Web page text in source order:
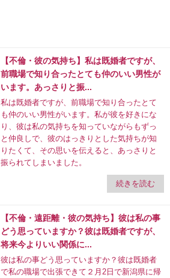
【不倫・彼の気持ち】私は既婚者ですが、
前職場で知り合ったとても仲のいい男性が
います。あっさりと振...
私は既婚者ですが、前職場で知り合ったとて
も仲のいい男性がいます。私が彼を好きにな
り、彼は私の気持ちを知っていながらもずっ
と仲良しで、彼のはっきりとした気持ちが知
りたくて、その思いを伝えると、あっさりと
振られてしまいました。
続きを読む
【不倫・遠距離・彼の気持ち】彼は私の事
どう思っていますか？彼は既婚者ですが、
将来今よりいい関係に...
彼は私の事どう思っていますか？彼は既婚者
で私の職場で出張できて２月2日で新潟県に帰